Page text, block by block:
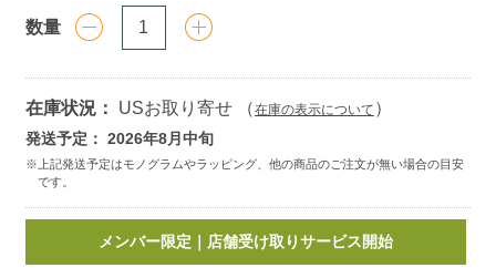
数量
在庫状況： USお取り寄せ （在庫の表示について ）
発送予定： 2026年8月中旬
Add
メンバー限定｜店舗受け取りサービス開始
￥5,000 (税込) 以上お買い上げで送料無料